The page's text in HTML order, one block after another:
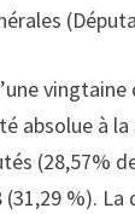
absolue à
(28,57%
%).